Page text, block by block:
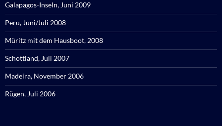
Galapagos-Inseln, Juni 2009
Peru, Juni/Juli 2008
Müritz mit dem Hausboot, 2008
Schottland, Juli 2007
Madeira, November 2006
Rügen, Juli 2006